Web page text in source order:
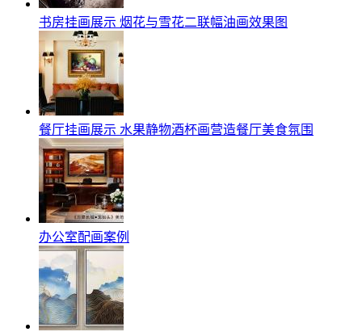
书房挂画展示 烟花与雪花二联幅油画效果图
餐厅挂画展示 水果静物酒杯画营造餐厅美食氛围
办公室配画案例